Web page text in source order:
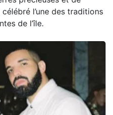
l’une des traditions
de l’île.